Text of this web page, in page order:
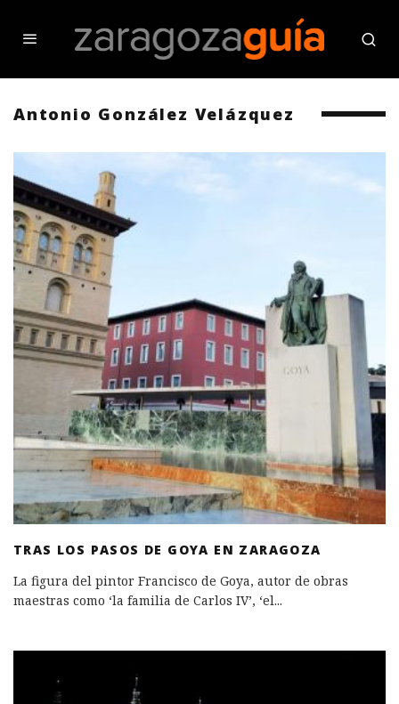
Antonio González Velázquez
TRAS LOS PASOS DE GOYA EN ZARAGOZA
La figura del pintor Francisco de Goya, autor de obras
maestras como ‘la familia de Carlos IV’, ‘el...